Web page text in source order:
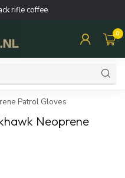
rifle coffee
0
Patrol Gloves
Neoprene